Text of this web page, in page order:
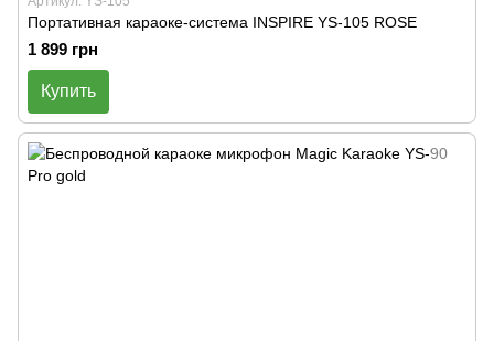
Портативная караоке-система INSPIRE YS-105 ROSE
1 899 грн
Купить